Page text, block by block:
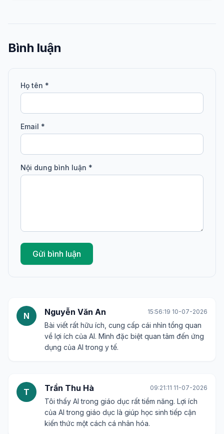
Bình luận
Họ tên *
Email *
Nội dung bình luận *
Gửi bình luận
N Nguyễn Văn An 15:56:19 10-07-2026
Bài viết rất hữu ích, cung cấp cái nhìn tổng quan
về lợi ích của AI. Mình đặc biệt quan tâm đến ứng
dụng của AI trong y tế.
T Trần Thu Hà 09:21:11 11-07-2026
Tôi thấy AI trong giáo dục rất tiềm năng. Lợi ích
của AI trong giáo dục là giúp học sinh tiếp cận
kiến thức một cách cá nhân hóa.